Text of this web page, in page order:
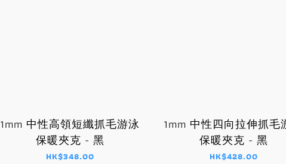
1mm 中性高領短纖抓毛游泳
保暖夾克 - 黑
HK$348.00
1mm 中性四向拉伸抓毛
保暖夾克 - 黑
HK$428.00